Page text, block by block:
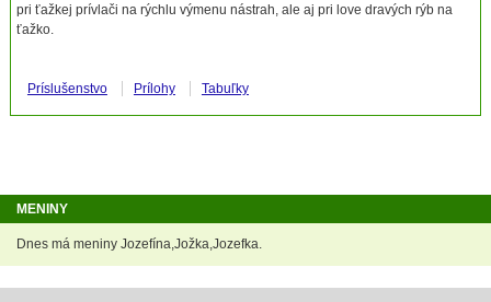
pri ťažkej prívlači na rýchlu výmenu nástrah, ale aj pri love dravých rýb na
ťažko.
Príslušenstvo Prílohy Tabuľky
MENINY
Dnes má meniny Jozefína,Jožka,Jozefka.